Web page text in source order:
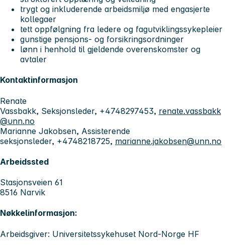
trygt og inkluderende arbeidsmiljø med engasjerte
kollegaer
tett oppfølgning fra ledere og fagutviklingssykepleier
gunstige pensjons- og forsikringsordninger
lønn i henhold til gjeldende overenskomster og
avtaler
Kontaktinformasjon
Renate
Vassbakk, Seksjonsleder, +4748297453, renate.vassbakk
@unn.no
Marianne Jakobsen, Assisterende
seksjonsleder, +4748218725, marianne.jakobsen@unn.no
Arbeidssted
Stasjonsveien 61
8516 Narvik
Nøkkelinformasjon:
Arbeidsgiver: Universitetssykehuset Nord-Norge HF